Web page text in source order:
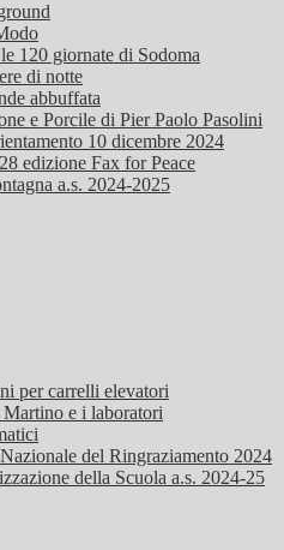
120 giornate di Sodoma
di notte
abbuffata
e Porcile di Pier Paolo Pasolini
10 dicembre 2024
edizione Fax for Peace
a.s. 2024-2025
per carrelli elevatori
Martino e i laboratori
del Ringraziamento 2024
della Scuola a.s. 2024-25